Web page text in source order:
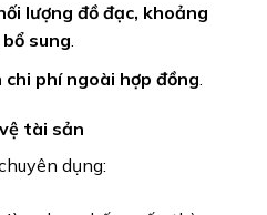
lượng đồ đạc, khoảng
sung.
phí ngoài hợp đồng
tài sản
dụng: